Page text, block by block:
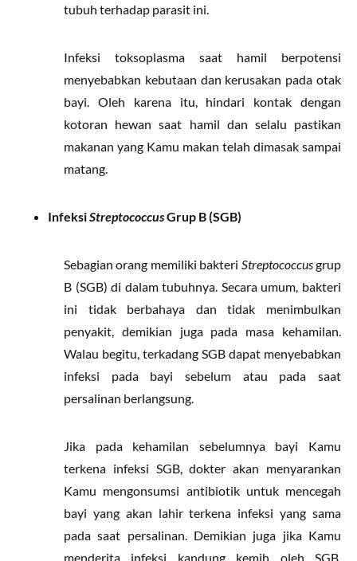
tubuh terhadap parasit ini.
Infeksi toksoplasma saat hamil berpotensi
menyebabkan kebutaan dan kerusakan pada otak
bayi. Oleh karena itu, hindari kontak dengan
kotoran hewan saat hamil dan selalu pastikan
makanan yang Kamu makan telah dimasak sampai
matang.
InfeksiStreptococcusGrup B (SGB)
Sebagian orang memiliki bakteri Streptococcusgrup
B (SGB) di dalam tubuhnya. Secara umum, bakteri
ini tidak berbahaya dan tidak menimbulkan
penyakit, demikian juga pada masa kehamilan.
Walau begitu, terkadang SGB dapat menyebabkan
infeksi pada bayi sebelum atau pada saat
persalinan berlangsung.
Jika pada kehamilan sebelumnya bayi Kamu
terkena infeksi SGB, dokter akan menyarankan
Kamu mengonsumsi antibiotik untuk mencegah
bayi yang akan lahir terkena infeksi yang sama
pada saat persalinan. Demikian juga jika Kamu
menderita infeksi kandung kemih oleh SGB,